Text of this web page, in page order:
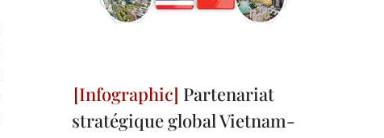
Partenariat
stratégique global Vietnam-